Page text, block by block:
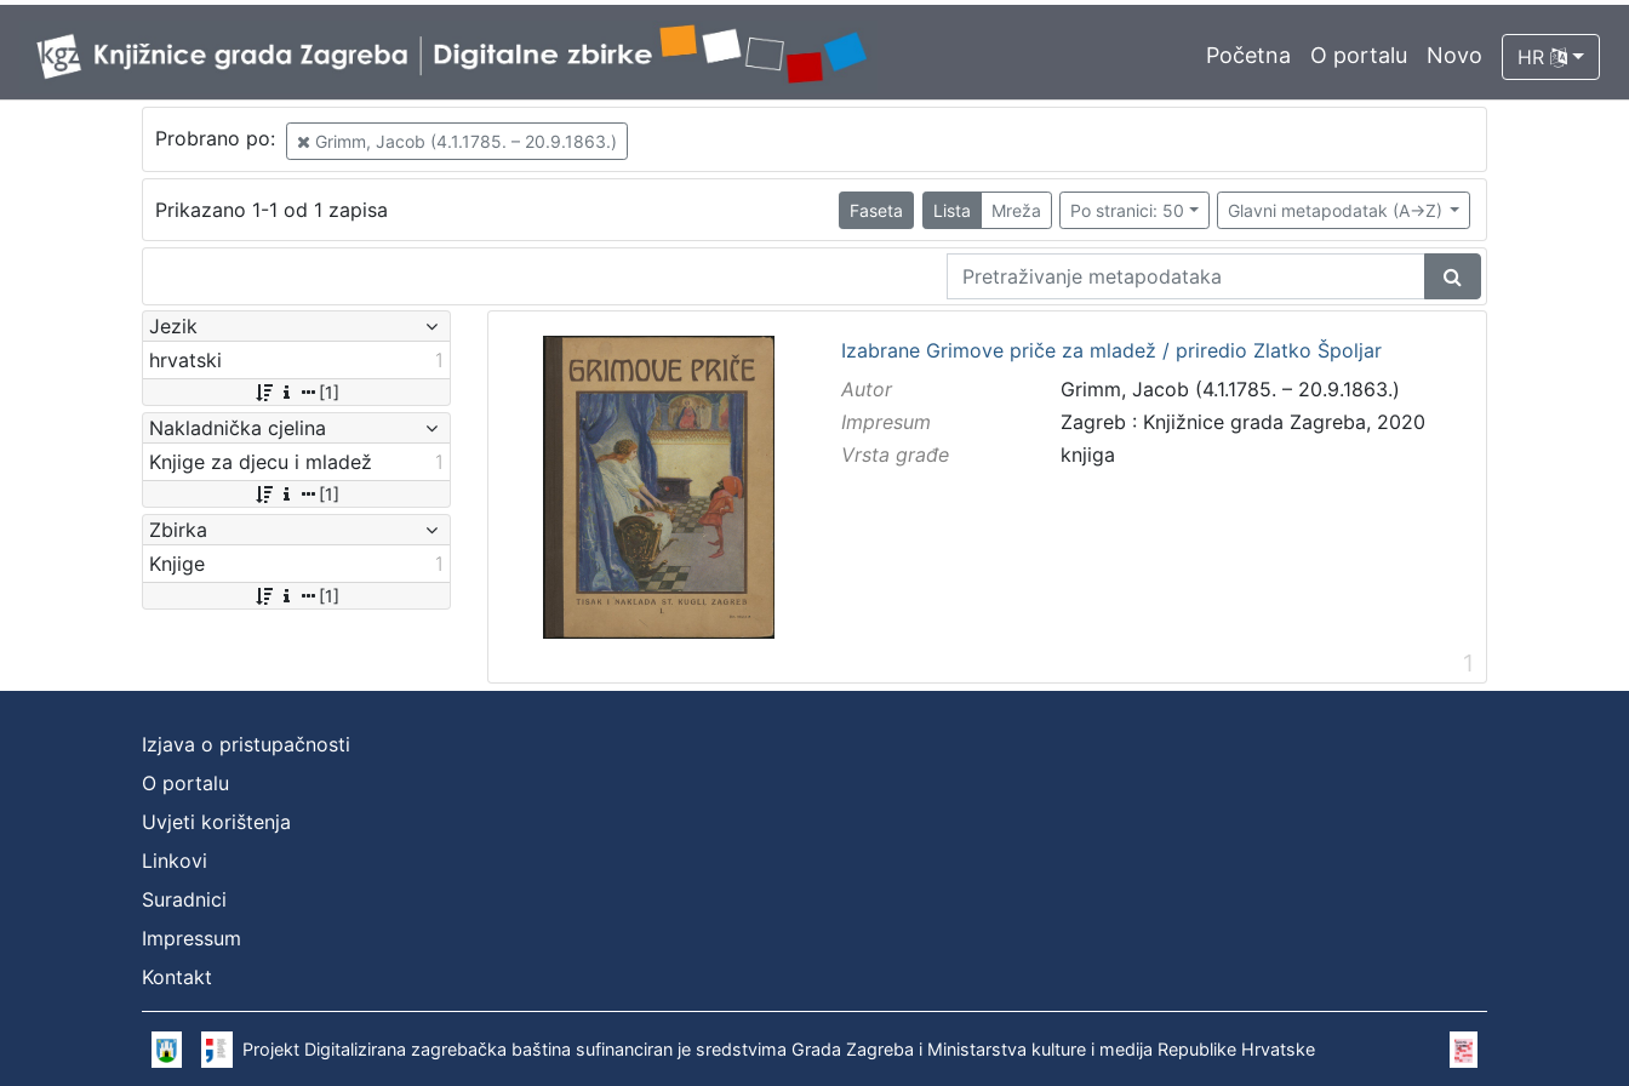
Početna O portalu Novo HR
Probrano po: Grimm, Jacob (4.1.1785. – 20.9.1863.)
Prikazano 1-1 od 1 zapisa Faseta Lista Mreža Po stranici: 50 Glavni metapodatak (A->Z)
Jezik
hrvatski
1
[1]
Nakladnička cjelina
Knjige za djecu i mladež
1
[1]
Zbirka
Knjige
1
[1]
Izabrane Grimove priče za mladež / priredio Zlatko Špoljar
Autor
Grimm, Jacob (4.1.1785. – 20.9.1863.)
Impresum
Zagreb : Knjižnice grada Zagreba, 2020
Vrsta građe
knjiga
1
Izjava o pristupačnosti
O portalu
Uvjeti korištenja
Linkovi
Suradnici
Impressum
Kontakt
Projekt Digitalizirana zagrebačka baština sufinanciran je sredstvima Grada Zagreba i Ministarstva kulture i medija Republike Hrvatske